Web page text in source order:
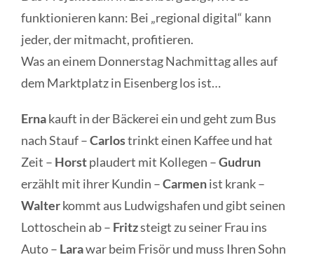
funktionieren kann: Bei „regional digital“ kann
jeder, der mitmacht, profitieren.
Was an einem Donnerstag Nachmittag alles auf
dem Marktplatz in Eisenberg los ist…
Ernakauft in der Bäckerei ein und geht zum Bus
nach Stauf –Carlostrinkt einen Kaffee und hat
Zeit – Horstplaudert mit Kollegen –Gudrun
erzählt mit ihrer Kundin –Carmenist krank –
Walterkommt aus Ludwigshafen und gibt seinen
Lottoschein ab – Fritzsteigt zu seiner Frau ins
Auto – Larawar beim Frisör und muss Ihren Sohn